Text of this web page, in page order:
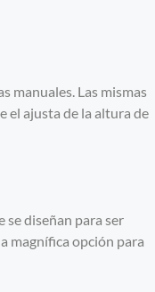
manuales. Las mismas
el ajusta de la altura de
se diseñan para ser
magnífica opción para